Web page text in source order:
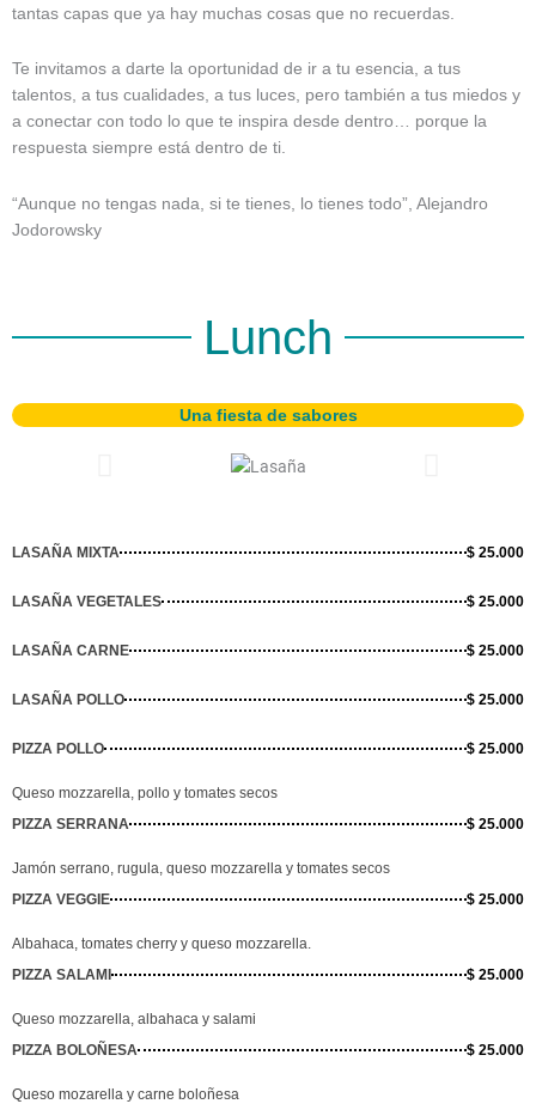
tantas capas que ya hay muchas cosas que no recuerdas.
Te invitamos a darte la oportunidad de ir a tu esencia, a tus
talentos, a tus cualidades, a tus luces, pero también a tus miedos y
a conectar con todo lo que te inspira desde dentro… porque la
respuesta siempre está dentro de ti.
“Aunque no tengas nada, si te tienes, lo tienes todo”, Alejandro
Jodorowsky
Lunch
Una fiesta de sabores
LASAÑA MIXTA $ 25.000
LASAÑA VEGETALES $ 25.000
LASAÑA CARNE $ 25.000
LASAÑA POLLO $ 25.000
PIZZA POLLO $ 25.000
Queso mozzarella, pollo y tomates secos
PIZZA SERRANA
$ 25.000
Jamón serrano, rugula, queso mozzarella y tomates secos
PIZZA VEGGIE
$ 25.000
Albahaca, tomates cherry y queso mozzarella.
PIZZA SALAMI
$ 25.000
Queso mozzarella, albahaca y salami
PIZZA BOLOÑESA
$ 25.000
Queso mozarella y carne boloñesa